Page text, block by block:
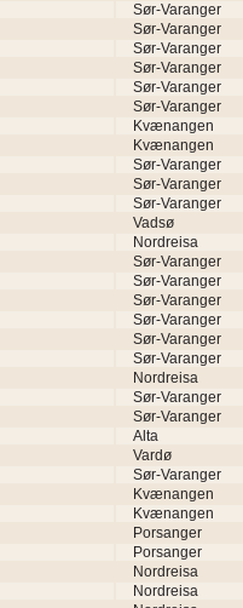
Sør-Varanger
Sør-Varanger
Sør-Varanger
Sør-Varanger
Sør-Varanger
Sør-Varanger
Kvænangen
Kvænangen
Sør-Varanger
Sør-Varanger
Sør-Varanger
Vadsø
Nordreisa
Sør-Varanger
Sør-Varanger
Sør-Varanger
Sør-Varanger
Sør-Varanger
Sør-Varanger
Nordreisa
Sør-Varanger
Sør-Varanger
Alta
Vardø
Sør-Varanger
Kvænangen
Kvænangen
Porsanger
Porsanger
Nordreisa
Nordreisa